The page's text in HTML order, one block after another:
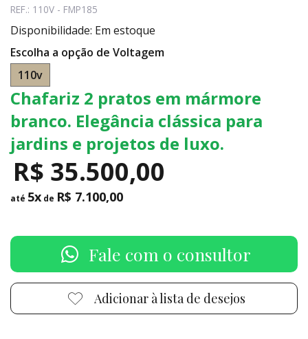
REF.: 110V - FMP185
Disponibilidade: Em estoque
Escolha a opção de Voltagem
110v
Chafariz 2 pratos em mármore
branco. Elegância clássica para
jardins e projetos de luxo.
R$ 35.500,00
até 5x de R$ 7.100,00
Fale com o consultor
Adicionar à lista de desejos